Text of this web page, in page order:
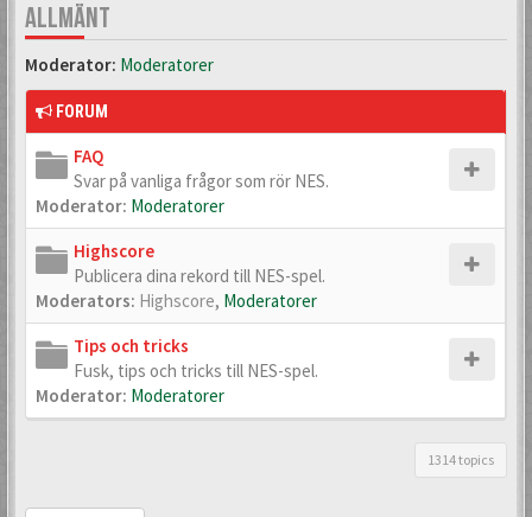
ALLMÄNT
Moderator: Moderatorer
FORUM
FAQ
Svar på vanliga frågor som rör NES.
Moderator: Moderatorer
Highscore
Publicera dina rekord till NES-spel.
Moderators: Highscore, Moderatorer
Tips och tricks
Fusk, tips och tricks till NES-spel.
Moderator: Moderatorer
1314 topics